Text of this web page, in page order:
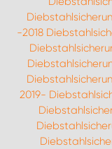
-2018
2019-